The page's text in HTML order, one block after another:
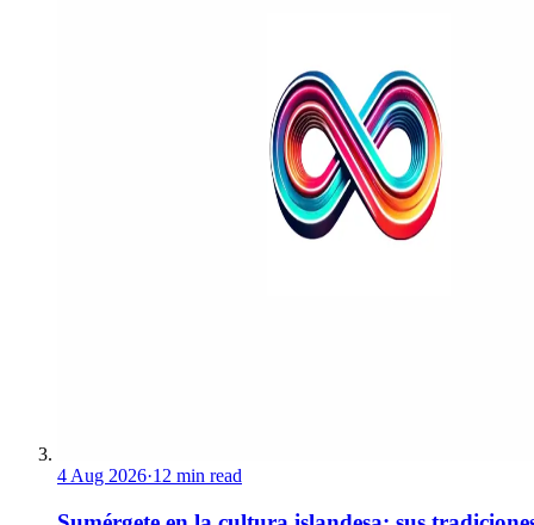
4 Aug 2026·12 min read